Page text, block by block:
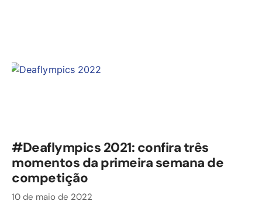
#Deaflympics 2021: confira três
momentos da primeira semana de
competição
10 de maio de 2022